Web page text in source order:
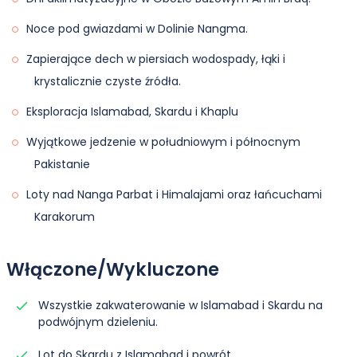
Noce pod gwiazdami w Dolinie Nangma.
Zapierające dech w piersiach wodospady, łąki i
krystalicznie czyste źródła.
Eksploracja Islamabad, Skardu i Khaplu
Wyjątkowe jedzenie w południowym i północnym
Pakistanie
Loty nad Nanga Parbat i Himalajami oraz łańcuchami
Karakorum
Włączone/Wykluczone
Wszystkie zakwaterowanie w Islamabad i Skardu na
podwójnym dzieleniu.